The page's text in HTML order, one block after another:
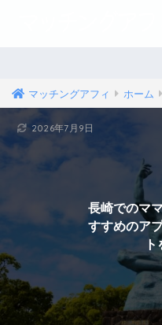
マッチングアフィ ホーム
長崎でのマ
すすめのア
2026年7月9日